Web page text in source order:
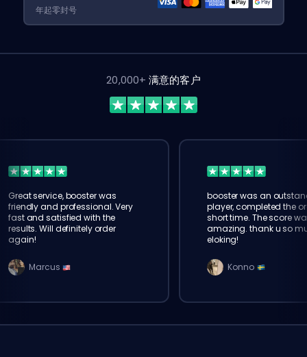
年起零封号
20,000+满意的客户
Great service, booster was
friendly and professional. Very
fast and satisfied with the
results. Will definitely order
again!
Marcus
booster was an
player, completed the
short time. The score
amazing. thank u so
eloking!
Konno